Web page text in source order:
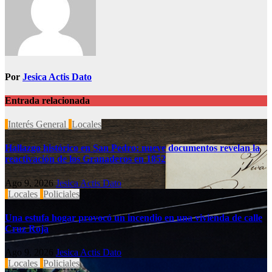
Por Jesica Actis Dato
Entrada relacionada
Interés General Locales
Hallazgo histórico en San Pedro: nueve documentos revelan la
reactivación de los Granaderos en 1852
Ago 9, 2026 Jesica Actis Dato
Locales Policiales
Una estufa hogar provocó un incendio en una vivienda de calle
Cruz Roja
Ago 9, 2026 Jesica Actis Dato
Locales Policiales